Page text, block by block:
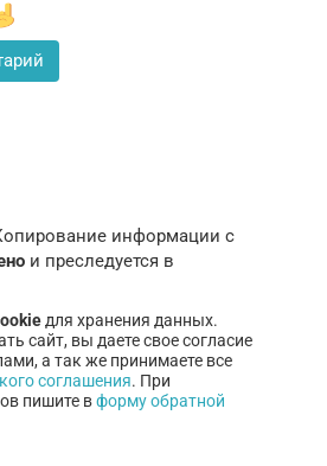
информации с
и преследуется в
для хранения данных.
сайт, вы даете свое согласие
а так же принимаете все
соглашения. При
пишите вформу обратной